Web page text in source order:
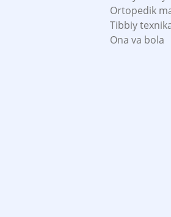
Ortopedik
Tibbiy
Ona va bola